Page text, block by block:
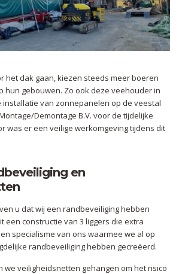
het dak gaan, kiezen steeds meer boeren
hun gebouwen. Zo ook deze veehouder in
installatie van zonnepanelen op de veestal
Demontage B.V. voor de tijdelijke
was er een veilige werkomgeving tijdens dit
en
u dat wij een randbeveiliging hebben
een constructie van 3 liggers die extra
specialisme van ons waarmee we al op
randbeveiliging hebben gecreëerd.
we veiligheidsnetten gehangen om het risico